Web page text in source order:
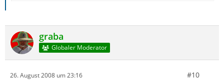
graba
Globaler Moderator
26. August 2008 um 23:16 #10